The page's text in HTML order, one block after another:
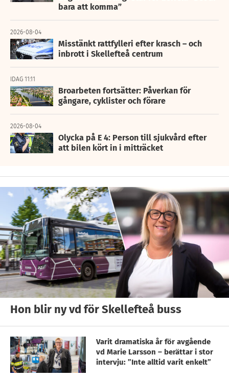
bara att komma”
2026-08-04
Misstänkt rattfylleri efter krasch – och
inbrott i Skellefteå centrum
IDAG 11:11
Broarbeten fortsätter: Påverkan för
gångare, cyklister och förare
2026-08-04
Olycka på E 4: Person till sjukvård efter
att bilen kört in i mitträcket
Hon blir ny vd för Skellefteå buss
Varit dramatiska år för avgående
vd Marie Larsson – berättar i stor
intervju: ”Inte alltid varit enkelt”